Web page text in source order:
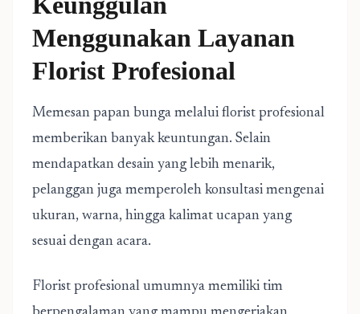
Menggunakan Layanan
Florist Profesional
Memesan papan bunga melalui florist profesional
memberikan banyak keuntungan. Selain
mendapatkan desain yang lebih menarik,
pelanggan juga memperoleh konsultasi mengenai
ukuran, warna, hingga kalimat ucapan yang
sesuai dengan acara.
Florist profesional umumnya memiliki tim